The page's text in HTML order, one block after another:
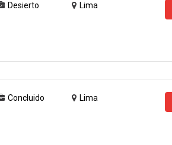
Desierto Lima
Concluido Lima